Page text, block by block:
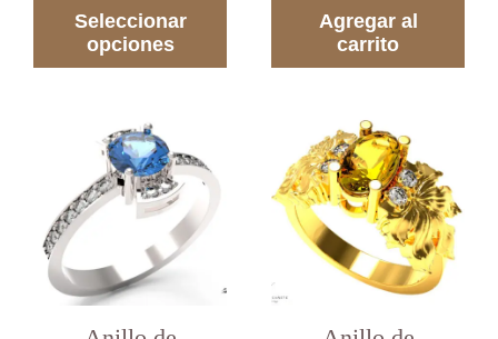
USD 497.00
Seleccionar
opciones
Agregar al
carrito
producto
tiene
varias
variantes.
Las
opciones
pueden